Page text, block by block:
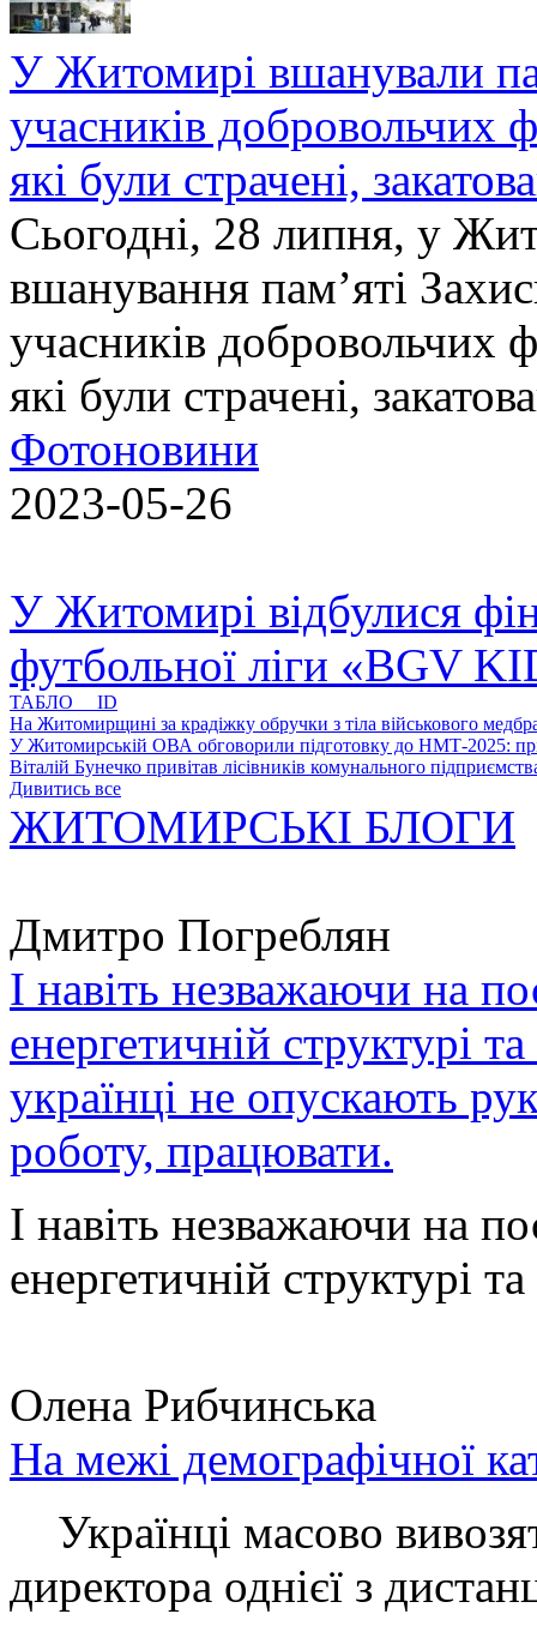
У Житомирі вшанували
учасників добровольчих
які були страчені,
Сьогодні, 28 липня, у
вшанування пам’яті
учасників добровольчих
які були страчені,
Фотоновини
2023-05-26
У Житомирі відбулися
футбольної ліги «BGV
ТАБЛО ID
На Житомирщині за крадіжку обручки з тіла військового
У Житомирській ОВА обговорили підготовку до НМТ-2025:
Віталій Бунечко привітав лісівників комунального
Дивитись все
ЖИТОМИРСЬКІ БЛОГИ
Дмитро Погреблян
І навіть незважаючи на
енергетичній структурі
українці не опускають
роботу, працювати.
І навіть незважаючи на
енергетичній структурі
Олена Рибчинська
На межі демографічної
Українці масово
директора однієї з